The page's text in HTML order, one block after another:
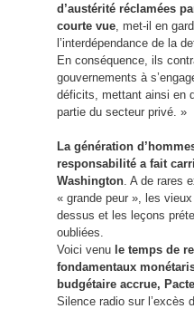
d’austérité réclamées
courte vue, met-il en
l’interdépendance de la
En conséquence, ils
gouvernements à
déficits, mettant ainsi en
partie du secteur privé. »
La génération
responsabilité a fait
Washington. A de rares
« grande peur », les
dessus et les leçons
oubliées.
Voici venu le temps de
fondamentaux
budgétaire accrue,
Silence radio sur l’excès